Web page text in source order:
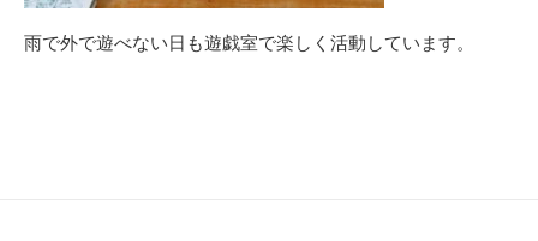
雨で外で遊べない日も遊戯室で楽しく活動しています。